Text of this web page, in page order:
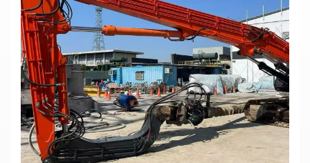
Loading...
Brazo De Pilotaje Para Excavadora
ZX210 Para Construcción De Cimientos,
Fabricante Chino
Parámetros principales
Número de modelo: ZX210
Tipo: Brazo de excavadora de pilotes
Longitud: Elegir
Materiales:Q355B o Q690D
Estado: Nuevo